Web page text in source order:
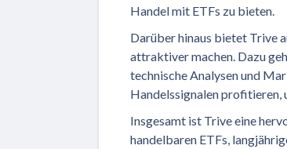
Handel mit ETFs zu bieten.
Darüber hinaus bietet Trive
attraktiver machen. Dazu
technische Analysen und
Handelssignalen profitieren,
Insgesamt ist Trive eine
handelbaren ETFs,